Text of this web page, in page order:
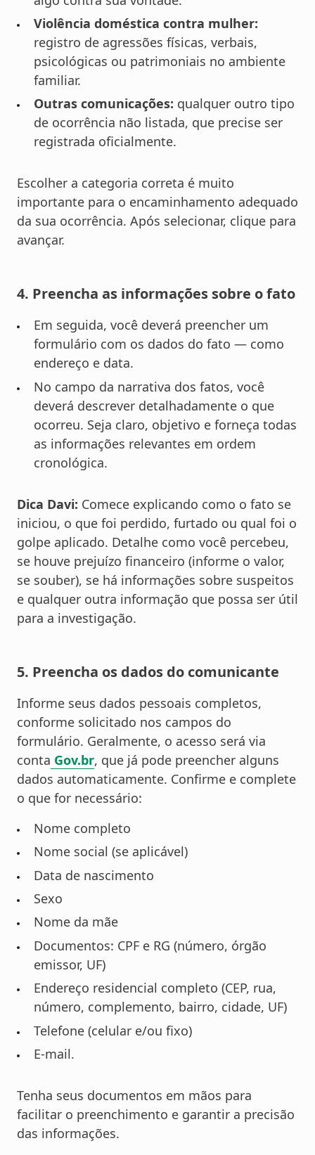
Violência doméstica contra mulher:
registro de agressões físicas, verbais,
psicológicas ou patrimoniais no ambiente
familiar.
Outras comunicações: qualquer outro tipo
de ocorrência não listada, que precise ser
registrada oficialmente.
Escolher a categoria correta é muito
importante para o encaminhamento adequado
da sua ocorrência. Após selecionar, clique para
avançar.
4. Preencha as informações sobre o fato
Em seguida, você deverá preencher um
formulário com os dados do fato — como
endereço e data.
No campo da narrativa dos fatos, você
deverá descrever detalhadamente o que
ocorreu. Seja claro, objetivo e forneça todas
as informações relevantes em ordem
cronológica.
Dica Davi: Comece explicando como o fato se
iniciou, o que foi perdido, furtado ou qual foi o
golpe aplicado. Detalhe como você percebeu,
se houve prejuízo financeiro (informe o valor,
se souber), se há informações sobre suspeitos
e qualquer outra informação que possa ser útil
para a investigação.
5. Preencha os dados do comunicante
Informe seus dados pessoais completos,
conforme solicitado nos campos do
formulário. Geralmente, o acesso será via
conta Gov.br, que já pode preencher alguns
dados automaticamente. Confirme e complete
o que for necessário:
Nome completo
Nome social (se aplicável)
Data de nascimento
Sexo
Nome da mãe
Documentos: CPF e RG (número, órgão
emissor, UF)
Endereço residencial completo (CEP, rua,
número, complemento, bairro, cidade, UF)
Telefone (celular e/ou fixo)
E-mail.
Tenha seus documentos em mãos para
facilitar o preenchimento e garantir a precisão
das informações.